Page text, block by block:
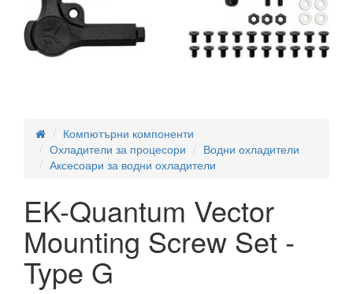
Компютърни компоненти
Охладители за процесори
Водни охладители
Аксесоари за водни охладители
EK-Quantum Vector
Mounting Screw Set -
Type G